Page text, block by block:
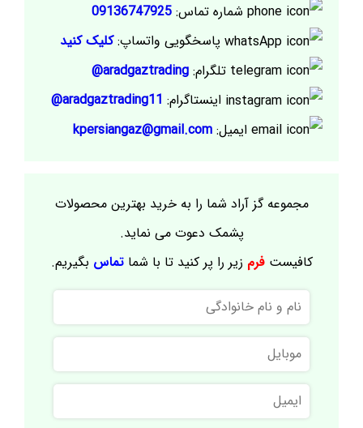
شماره تماس: 09136747925
پاسخگویی واتساپ:کلیک کنید
تلگرام: aradgaztrading@
اینستاگرام: aradgaztrading11@
ایمیل: kpersiangaz@gmail.com
مجموعه گز آراد شما را به خرید بهترین محصولات
پشمک دعوت می نماید.
کافیستفرم زیر را پر کنید تا با شماتماس بگیریم.
نام
و
نام
خانوادگی
موبایل
ایمیل